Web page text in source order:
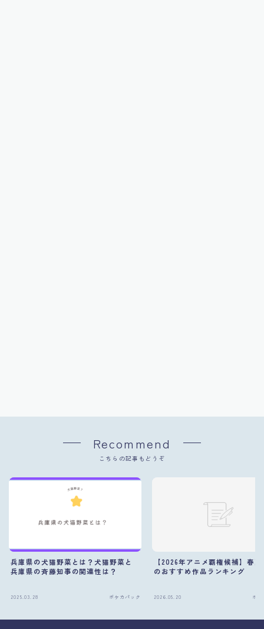
Recommend
こちらの記事もどうぞ
兵庫県の犬猫野菜とは？犬猫野菜と
兵庫県の斉藤知事の関連性は？
2025.03.28 ポケカパック
【2026年アニメ覇権候補】春
のおすすめ作品ランキング
2026.05.20 ポ